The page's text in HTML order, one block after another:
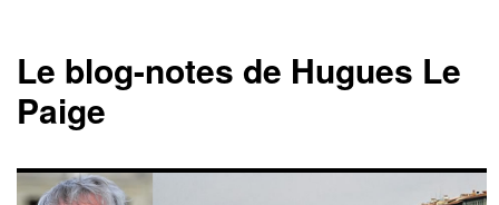
Le blog-notes de Hugues Le
Paige